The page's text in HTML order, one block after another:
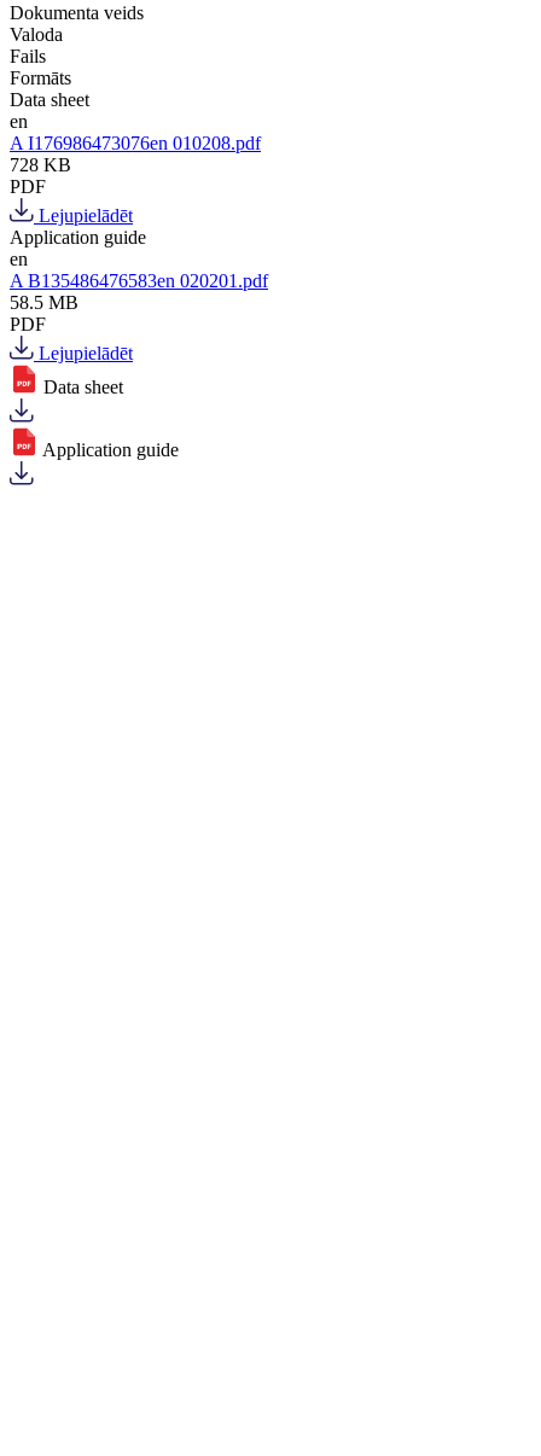
Dokumenta veids
Valoda
Fails
Formāts
Data sheet
en
A I176986473076en 010208.pdf
728 KB
PDF
Lejupielādēt
Application guide
en
A B135486476583en 020201.pdf
58.5 MB
PDF
Lejupielādēt
Data sheet
Application guide